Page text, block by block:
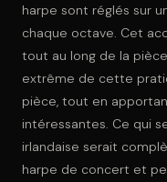
harpe sont réglés sur
chaque octave. Cet
tout au long de la
extrême de cette
pièce, tout en
intéressantes. Ce qui
irlandaise serait
harpe de concert et